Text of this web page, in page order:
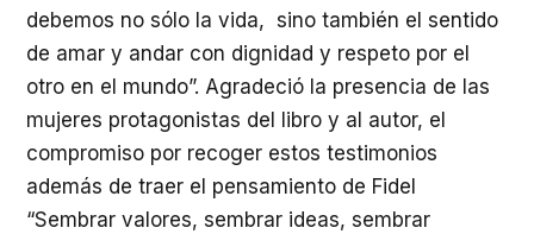
debemos no sólo la vida, sino también el sentido
de amar y andar con dignidad y respeto por el
otro en el mundo”. Agradeció la presencia de las
mujeres protagonistas del libro y al autor, el
compromiso por recoger estos testimonios
además de traer el pensamiento de Fidel
“Sembrar valores, sembrar ideas, sembrar